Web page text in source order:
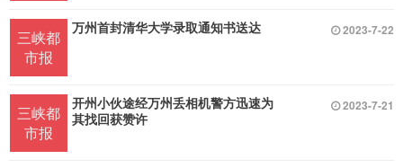
三峡都
市报
万州首封清华大学录取通知书送达 2023-7-22
三峡都
市报
开州小伙途经万州丢相机警方迅速为
其找回获赞许
2023-7-21